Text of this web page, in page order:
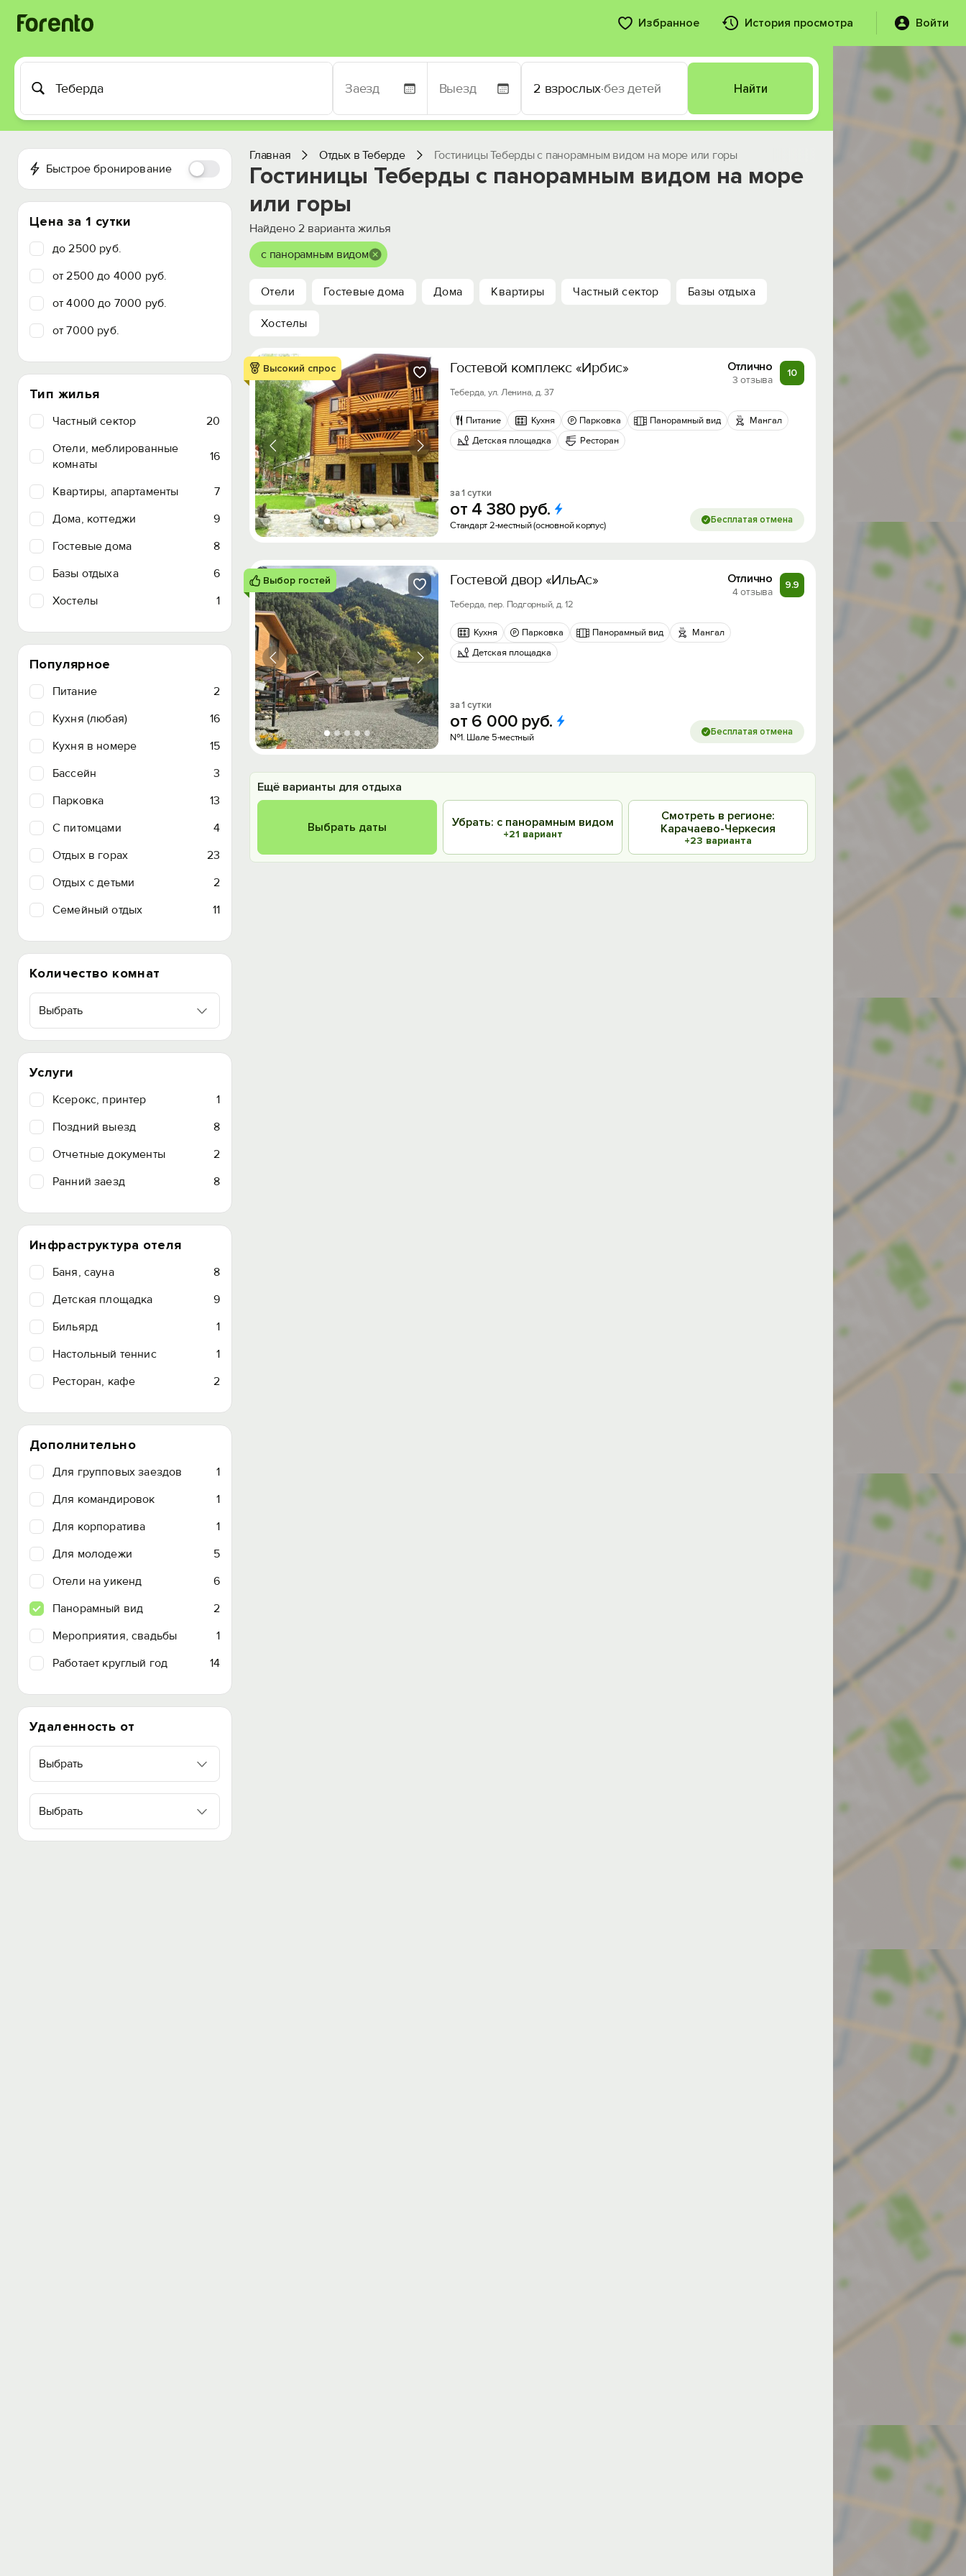
Избранное История просмотра Войти
2 взрослых·без детей Найти
Быстрое бронирование
Цена за 1 сутки
до 2500 руб.
от 2500 до 4000 руб.
от 4000 до 7000 руб.
от 7000 руб.
Тип жилья
Частный сектор
20
Отели, меблированные
комнаты
16
Квартиры, апартаменты
7
Дома, коттеджи
9
Гостевые дома
8
Базы отдыха
6
Хостелы
1
Популярное
Питание
2
Кухня (любая)
16
Кухня в номере
15
Бассейн
3
Парковка
13
C питомцами
4
Отдых в горах
23
Отдых с детьми
2
Семейный отдых
11
Количество комнат
Выбрать
Услуги
Ксерокс, принтер
1
Поздний выезд
8
Отчетные документы
2
Ранний заезд
8
Инфраструктура отеля
Баня, сауна
8
Детская площадка
9
Бильярд
1
Настольный теннис
1
Ресторан, кафе
2
Дополнительно
Для групповых заездов
1
Для командировок
1
Для корпоратива
1
Для молодежи
5
Отели на уикенд
6
Панорамный вид
2
Мероприятия, свадьбы
1
Работает круглый год
14
Удаленность от
Выбрать
Выбрать
Главная Отдых в Теберде Гостиницы Теберды с панорамным видом на море или горы
Гостиницы Теберды с панорамным видом на море
или горы
Найдено 2 варианта жилья
с панорамным видом
Отели Гостевые дома Дома Квартиры Частный сектор Базы отдыха
Хостелы
Высокий спрос Гостевой комплекс «Ирбис» Отлично
3 отзыва
10
Теберда, ул. Ленина, д. 37
Питание Кухня Парковка Панорамный вид
Мангал
Детская площадка
Ресторан
за 1 сутки
от 4 380 руб.
Стандарт 2-местный (основной корпус) Бесплатая отмена
Выбор гостей Гостевой двор «ИльАс» Отлично
4 отзыва
9.9
Теберда, пер. Подгорный, д. 12
Кухня Парковка Панорамный вид
Мангал
Детская площадка
за 1 сутки
от 6 000 руб.
№1. Шале 5-местный Бесплатая отмена
Ещё варианты для отдыха
Выбрать даты Убрать: с панорамным видом
+21 вариант
Смотреть в регионе:
Карачаево-Черкесия
+23 варианта